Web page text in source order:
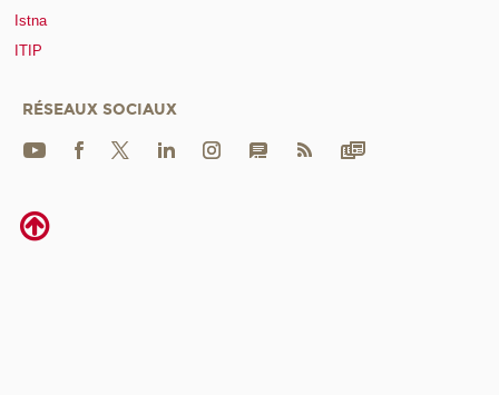
Istna
ITIP
RÉSEAUX SOCIAUX